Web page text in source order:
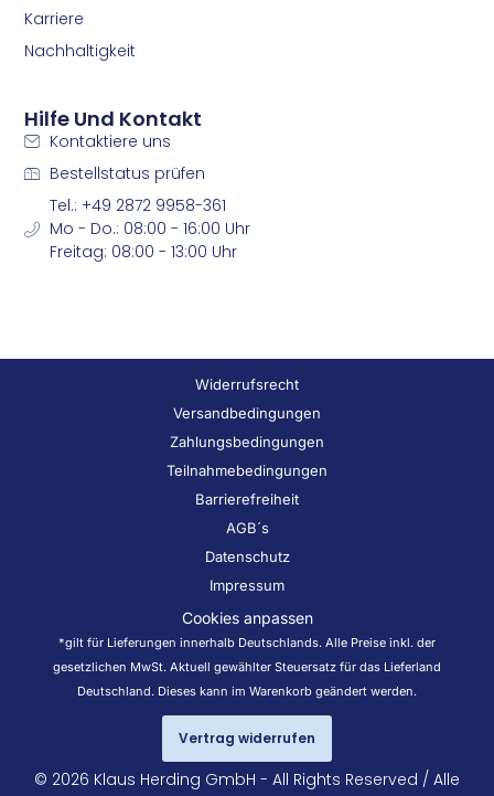
Karriere
Nachhaltigkeit
Hilfe Und Kontakt
Kontaktiere uns
Bestellstatus prüfen
Tel.: +49 2872 9958-361
Mo - Do.: 08:00 - 16:00 Uhr
Freitag: 08:00 - 13:00 Uhr
Widerrufsrecht
Versandbedingungen
Zahlungsbedingungen
Teilnahmebedingungen
Barrierefreiheit
AGB´s
Datenschutz
Impressum
Cookies anpassen
*gilt für Lieferungen innerhalb Deutschlands. Alle Preise inkl. der
gesetzlichen MwSt. Aktuell gewählter Steuersatz für das Lieferland
Deutschland. Dieses kann im Warenkorb geändert werden.
Vertrag widerrufen
© 2026 Klaus Herding GmbH - All Rights Reserved / Alle